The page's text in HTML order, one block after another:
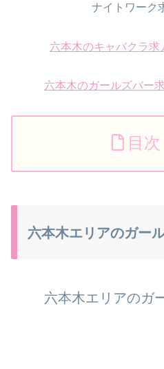
ナイトワーク
六本木のキャバクラ求
六本木のガールズバー
目次
六本木エリアのガー
六本木エリアのガ